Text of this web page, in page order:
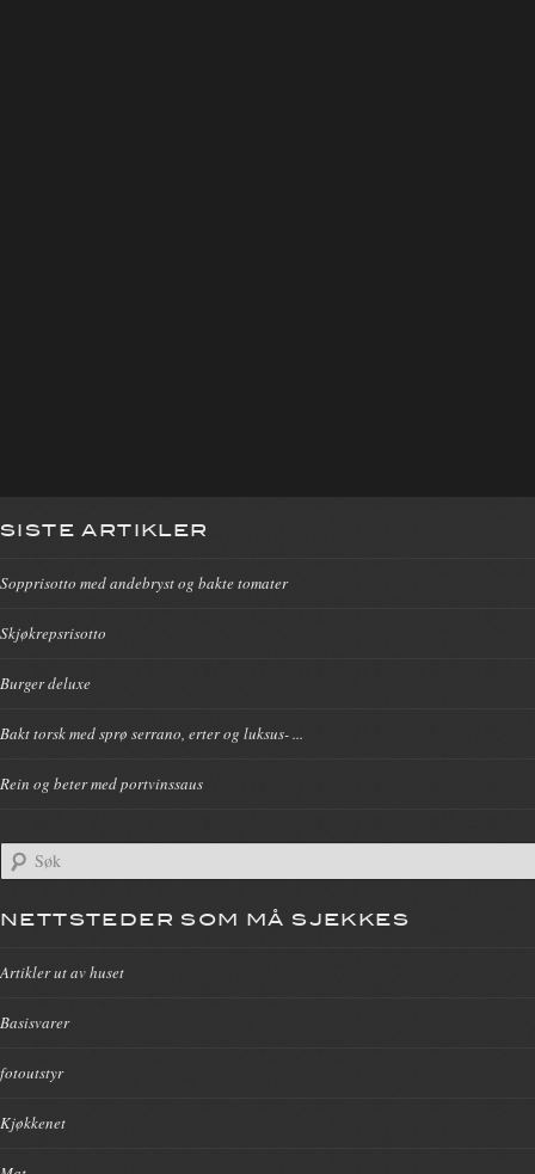
SISTE ARTIKLER
Sopprisotto med andebryst og bakte tomater
Skjøkrepsrisotto
Burger deluxe
Bakt torsk med sprø serrano, erter og luksus- ...
Rein og beter med portvinssaus
NETTSTEDER SOM MÅ SJEKKES
Artikler ut av huset
Basisvarer
fotoutstyr
Kjøkkenet